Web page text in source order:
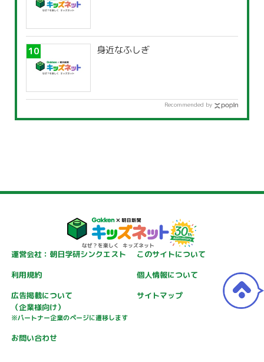
身近なふしぎ
Recommended by
運営会社：朝日学研シンクエスト
このサイトについて
利用規約
個人情報について
広告掲載について
（企業様向け）
※パートナー企業のページに遷移します
サイトマップ
お問い合わせ